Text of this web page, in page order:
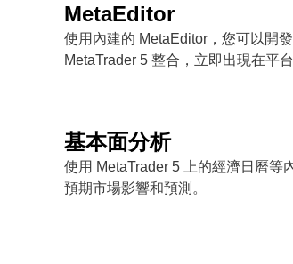
MetaEditor
使用內建的 MetaEditor，您可以開
MetaTrader 5 整合，立即出現在平
基本面分析
使用 MetaTrader 5 上的經濟日曆等
預期市場影響和預測。